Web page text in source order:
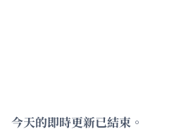
今天的即時更新已結束。